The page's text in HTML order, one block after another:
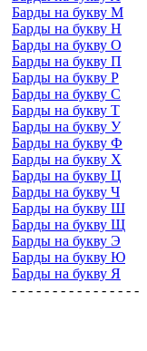
Барды на букву М
Барды на букву Н
Барды на букву О
Барды на букву П
Барды на букву Р
Барды на букву С
Барды на букву Т
Барды на букву У
Барды на букву Ф
Барды на букву Х
Барды на букву Ц
Барды на букву Ч
Барды на букву Ш
Барды на букву Щ
Барды на букву Э
Барды на букву Ю
Барды на букву Я
- - - - - - - - - - - - - - - -